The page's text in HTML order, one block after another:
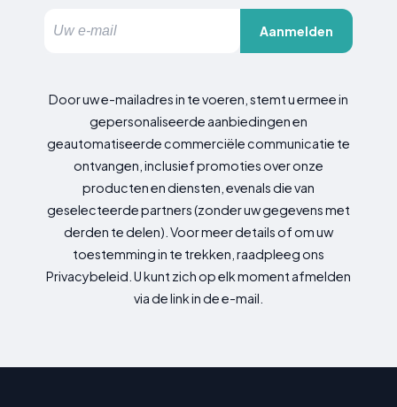
Aanmelden
Door uw e-mailadres in te voeren, stemt u ermee in
gepersonaliseerde aanbiedingen en
geautomatiseerde commerciële communicatie te
ontvangen, inclusief promoties over onze
producten en diensten, evenals die van
geselecteerde partners (zonder uw gegevens met
derden te delen). Voor meer details of om uw
toestemming in te trekken, raadpleeg ons
Privacybeleid. U kunt zich op elk moment afmelden
via de link in de e-mail.